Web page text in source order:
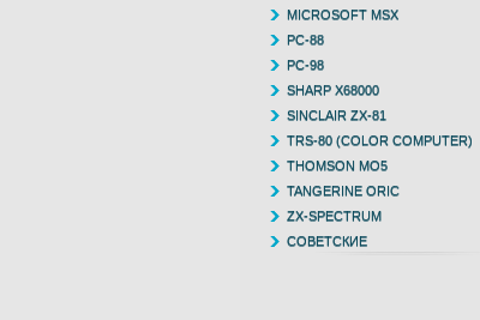
MICROSOFT MSX
PC-88
PC-98
SHARP X68000
SINCLAIR ZX-81
TRS-80 (COLOR COMPUTER)
THOMSON MO5
TANGERINE ORIC
ZX-SPECTRUM
СОВЕТСКИЕ